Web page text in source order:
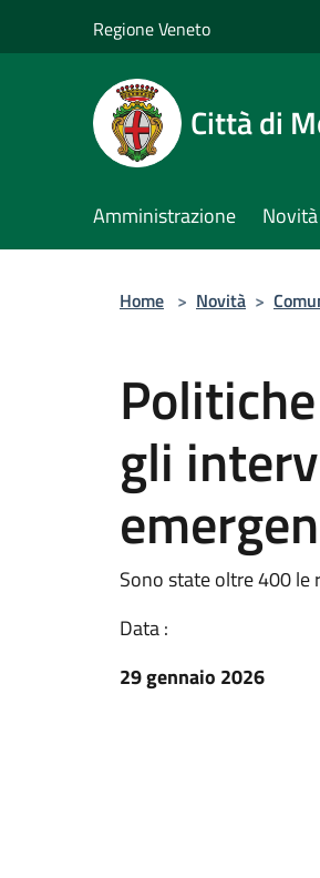
Regione Veneto
Città di
Amministrazione Novità
Home > Novità >
gli
Sono state oltre 400 le
Data :
29 gennaio 2026